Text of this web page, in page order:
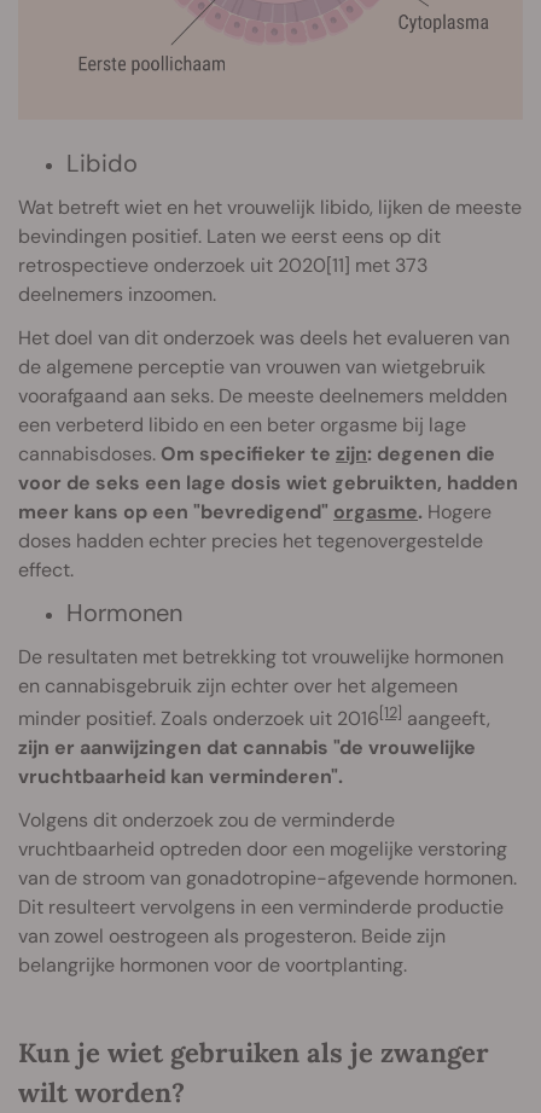
Libido
Wat betreft wiet en het vrouwelijk libido, lijken de meeste
bevindingen positief. Laten we eerst eens op dit
retrospectieve onderzoek uit 2020[11] met 373
deelnemers inzoomen.
Het doel van dit onderzoek was deels het evalueren van
de algemene perceptie van vrouwen van wietgebruik
voorafgaand aan seks. De meeste deelnemers meldden
een verbeterd libido en een beter orgasme bij lage
cannabisdoses. Om specifieker te zijn: degenen die
voor de seks een lage dosis wiet gebruikten, hadden
meer kans op een "bevredigend" orgasme. Hogere
doses hadden echter precies het tegenovergestelde
effect.
Hormonen
De resultaten met betrekking tot vrouwelijke hormonen
en cannabisgebruik zijn echter over het algemeen
minder positief. Zoals onderzoek uit 2016[12] aangeeft,
zijn er aanwijzingen dat cannabis "de vrouwelijke
vruchtbaarheid kan verminderen".
Volgens dit onderzoek zou de verminderde
vruchtbaarheid optreden door een mogelijke verstoring
van de stroom van gonadotropine-afgevende hormonen.
Dit resulteert vervolgens in een verminderde productie
van zowel oestrogeen als progesteron. Beide zijn
belangrijke hormonen voor de voortplanting.
Kun je wiet gebruiken als je zwanger
wilt worden?